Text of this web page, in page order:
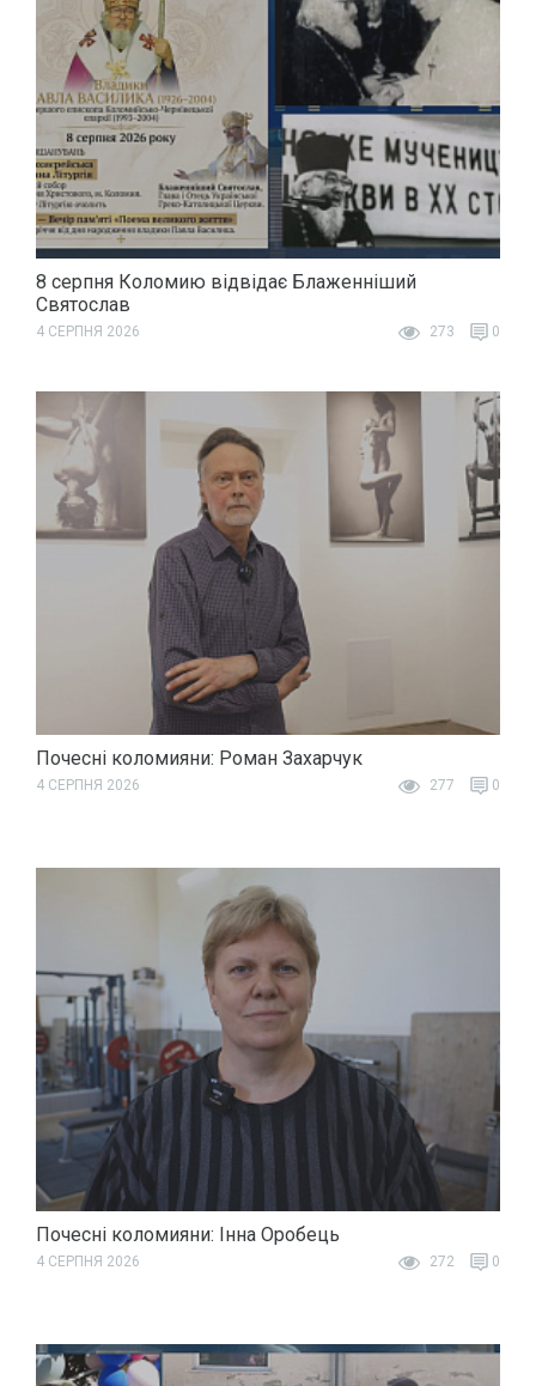
8 серпня Коломию відвідає Блаженніший
Святослав
4 СЕРПНЯ 2026 273 0
Почесні коломияни: Роман Захарчук
4 СЕРПНЯ 2026 277 0
Почесні коломияни: Інна Оробець
4 СЕРПНЯ 2026 272 0